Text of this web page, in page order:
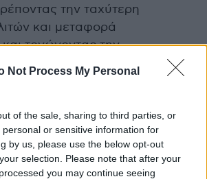
Not Process My Personal
of the sale, sharing to third parties, or
or sensitive information for
by us, please use the below opt-out
selection. Please note that after your
you may continue seeing
την ταχύτερη
και μεταφορά
τονώνοντας την
ολόκληρου του νησιού.
ενιαία χάραξη και -πάνω και
χωρίς συγκεκριμένο πλάνο
Σήμερα, τέσσερα χρόνια
έχει πάρει “σάρκα και